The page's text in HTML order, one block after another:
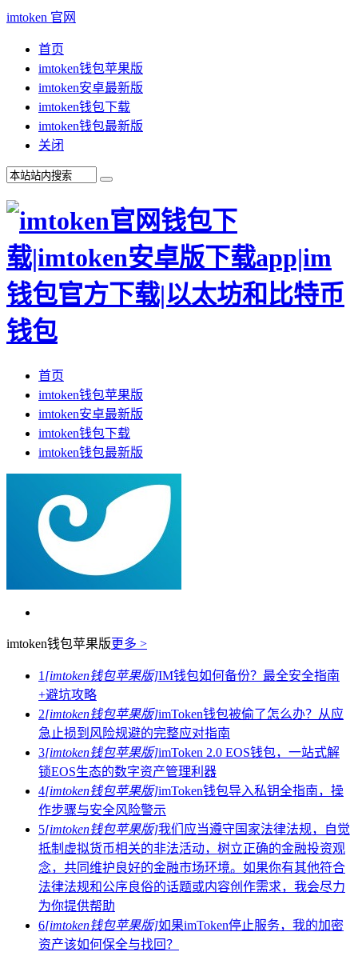
imtoken 官网
首页
imtoken钱包苹果版
imtoken安卓最新版
imtoken钱包下载
imtoken钱包最新版
关闭
首页
imtoken钱包苹果版
imtoken安卓最新版
imtoken钱包下载
imtoken钱包最新版
imtoken钱包苹果版更多 >
1 [imtoken钱包苹果版]IM钱包如何备份？最全安全指南
+避坑攻略
2[imtoken钱包苹果版]imToken钱包被偷了怎么办？从应
急止损到风险规避的完整应对指南
3[imtoken钱包苹果版]imToken 2.0 EOS钱包，一站式解
锁EOS生态的数字资产管理利器
4[imtoken钱包苹果版]imToken钱包导入私钥全指南，操
作步骤与安全风险警示
5[imtoken钱包苹果版]我们应当遵守国家法律法规，自觉
抵制虚拟货币相关的非法活动，树立正确的金融投资观
念，共同维护良好的金融市场环境。如果你有其他符合
法律法规和公序良俗的话题或内容创作需求，我会尽力
为你提供帮助
6[imtoken钱包苹果版]如果imToken停止服务，我的加密
资产该如何保全与找回？